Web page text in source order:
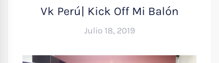
Vk Perú| Kick Off Mi Balón
Julio 18, 2019